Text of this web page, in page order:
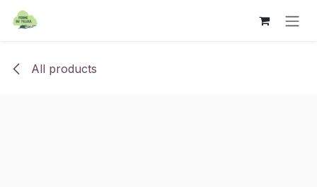
Se rendre au contenu
All products